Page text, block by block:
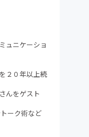
ュニケーショ
２０年以上続
をゲスト
ーク術など